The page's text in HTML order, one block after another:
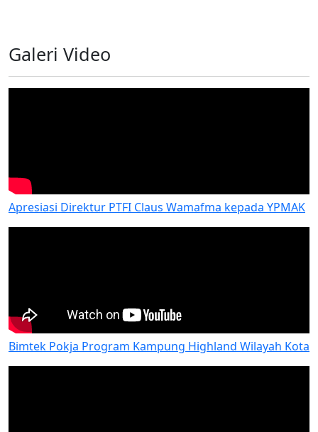
Galeri Video
Apresiasi Direktur PTFI Claus Wamafma kepada YPMAK
Bimtek Pokja Program Kampung Highland Wilayah Kota